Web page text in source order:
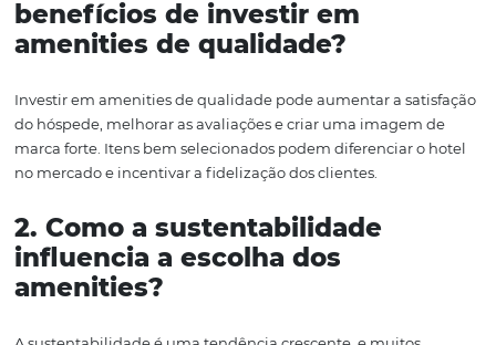
questionem o valor da experiência oferecida.
para contar a história da marca. Hotéis que utilizam
locais ou que contam com a participação de artesãos
podem criar uma conexão emocional com os hóspedes,
Assim, cada escolha de amenities deve ser feita com a
de fortalecer a marca e criar um legado de qualidade e